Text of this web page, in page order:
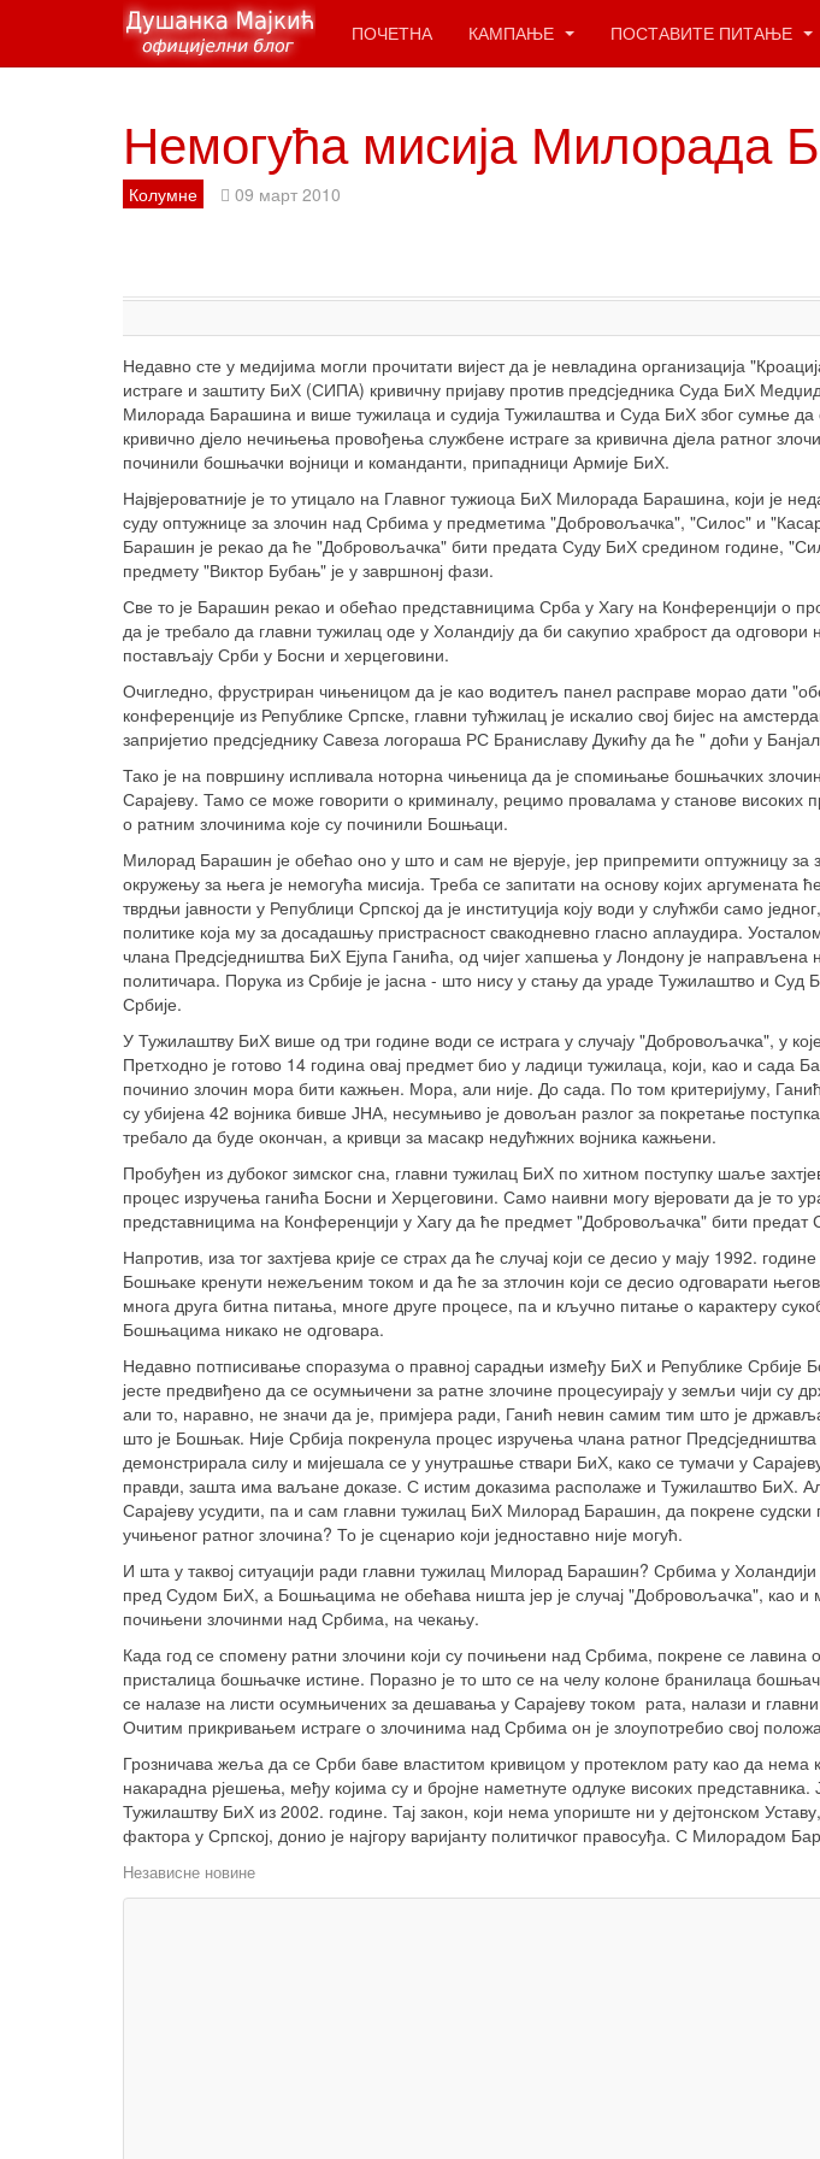
ПОЧЕТНА КАМПАЊЕ ПОСТАВИТЕ ПИТАЊЕ
Немогућа мисија Милорада
Колумне 09 март 2010
Недавно сте у медијима могли прочитати вијест да је невладина организација
истраге и заштиту БиХ (СИПА) кривичну пријаву против предсједника Суда БиХ
Милорада Барашина и више тужилаца и судија Тужилаштва и Суда БиХ због сумње да
кривично дјело нечињења провођења службене истраге за кривична дјела ратног
починили бошњачки војници и команданти, припадници Армије БиХ.
Највјероватније је то утицало на Главног тужиоца БиХ Милорада Барашина, који је
суду оптужнице за злочин над Србима у предметима "Добровољачка", "Силос" и
Барашин је рекао да ће "Добровољачка" бити предата Суду БиХ средином године,
предмету "Виктор Бубањ" је у завршнонј фази.
Све то је Барашин рекао и обећао представницима Срба у Хагу на Конференцији о
да је требало да главни тужилац оде у Холандију да би сакупио храброст да
постављају Срби у Босни и херцеговини.
Очигледно, фрустриран чињеницом да је као водитељ панел расправе морао дати
конференције из Републике Српске, главни тућжилац је искалио свој бијес на
запријетио предсједнику Савеза логораша РС Браниславу Дукићу да ће " доћи у
Тако је на површину испливала ноторна чињеница да је спомињање бошњачких
Сарајеву. Тамо се може говорити о криминалу, рецимо провалама у станове високих
о ратним злочинима које су починили Бошњаци.
Милорад Барашин је обећао оно у што и сам не вјерује, јер припремити оптужницу
окружењу за њега је немогућа мисија. Треба се запитати на основу којих
тврдњи јавности у Републици Српској да је институција коју води у слућжби само
политике која му за досадашњу пристрасност свакодневно гласно аплаудира.
члана Предсједништва БиХ Ејупа Ганића, од чијег хапшења у Лондону је
политичара. Порука из Србије је јасна - што нису у стању да ураде Тужилаштво и Суд
Србије.
У Тужилаштву БиХ више од три године води се истрага у случају "Добровољачка", у
Претходно је готово 14 година овај предмет био у ладици тужилаца, који, као и сада
починио злочин мора бити кажњен. Мора, али није. До сада. По том критеријуму,
су убијена 42 војника бивше ЈНА, несумњиво је довољан разлог за покретање
требало да буде окончан, а кривци за масакр недућжних војника кажњени.
Пробуђен из дубоког зимског сна, главни тужилац БиХ по хитном поступку шаље
процес изручења ганића Босни и Херцеговини. Само наивни могу вјеровати да је то
представницима на Конференцији у Хагу да ће предмет "Добровољачка" бити предат
Напротив, иза тог захтјева крије се страх да ће случај који се десио у мају 1992.
Бошњаке кренути нежељеним током и да ће за зтлочин који се десио одговарати
многа друга битна питања, многе друге процесе, па и кључно питање о карактеру
Бошњацима никако не одговара.
Недавно потписивање споразума о правној сарадњи између БиХ и Републике
јесте предвиђено да се осумњичени за ратне злочине процесуирају у земљи чији су
али то, наравно, не значи да је, примјера ради, Ганић невин самим тим што је
што је Бошњак. Није Србија покренула процес изручења члана ратног
демонстрирала силу и мијешала се у унутрашње ствари БиХ, како се тумачи у
правди, зашта има ваљане доказе. С истим доказима располаже и Тужилаштво БиХ.
Сарајеву усудити, па и сам главни тужилац БиХ Милорад Барашин, да покрене судски
учињеног ратног злочина? То је сценарио који једноставно није могућ.
И шта у таквој ситуацији ради главни тужилац Милорад Барашин? Србима у
пред Судом БиХ, а Бошњацима не обећава ништа јер је случај "Добровољачка", као и
почињени злочинми над Србима, на чекању.
Када год се спомену ратни злочини који су почињени над Србима, покрене се лавина
присталица бошњачке истине. Поразно је то што се на челу колоне бранилаца
се налазе на листи осумњичених за дешавања у Сарајеву током рата, налази и
Очитим прикривањем истраге о злочинима над Србима он је злоупотребио свој
Грозничава жеља да се Срби баве властитом кривицом у протеклом рату као да нема
накарадна рјешења, међу којима су и бројне наметнуте одлуке високих
Тужилаштву БиХ из 2002. године. Тај закон, који нема упориште ни у дејтонском
фактора у Српској, донио је најгору варијанту политичког правосуђа. С Милорадом
Независне новине